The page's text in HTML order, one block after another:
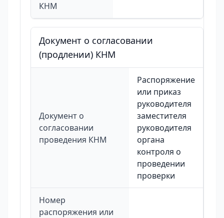
КНМ
Документ о согласовании
(продлении) КНМ
Документ о
согласовании
проведения КНМ
Распоряжение
или приказ
руководителя
заместителя
руководителя
органа
контроля о
проведении
проверки
Номер
распоряжения или